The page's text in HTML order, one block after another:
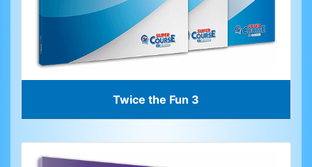
Twice the Fun 3